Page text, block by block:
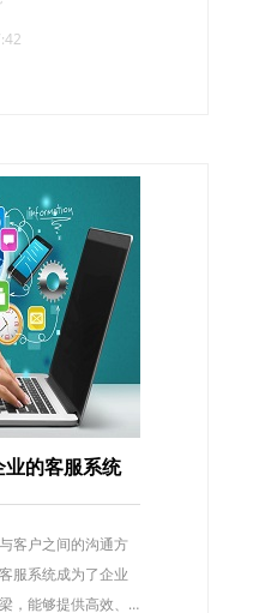
的客服系统
客户之间的沟通方
服系统成为了企业
，能够提供高效、